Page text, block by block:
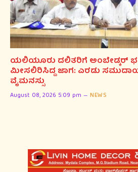
ಯಲಿಯೂರು ದಲಿತರಿಗೆ ಅಂಬೇಡ್ಕರ್
ಮೀಸಲಿರಿಸಿದ್ದ ಜಾಗ: ಎರಡು
ವೈಮನಸ್ಸು
August 08, 2026 5:09 pm NEWS